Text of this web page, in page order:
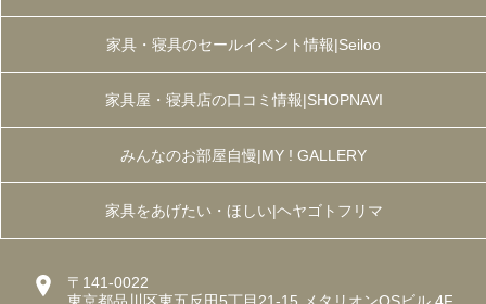
家具・寝具のセールイベント情報|Seiloo
家具屋・寝具店の口コミ情報|SHOPNAVI
みんなのお部屋自慢|MY ! GALLERY
家具をあげたい・ほしい|ヘヤゴトフリマ
〒141-0022
東京都品川区東五反田5丁目21-15 メタリオンOSビル 4F